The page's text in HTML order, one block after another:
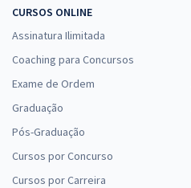
CURSOS ONLINE
Assinatura Ilimitada
Coaching para Concursos
Exame de Ordem
Graduação
Pós-Graduação
Cursos por Concurso
Cursos por Carreira